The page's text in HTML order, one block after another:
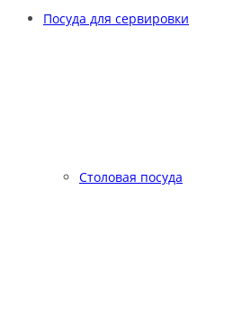
Посуда для сервировки
Столовая посуда